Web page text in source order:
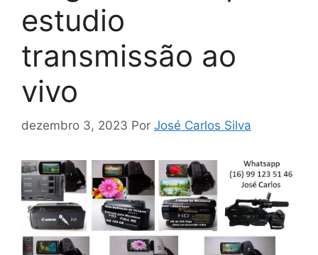
estudio
transmissão ao
vivo
dezembro 3, 2023 Por José Carlos Silva